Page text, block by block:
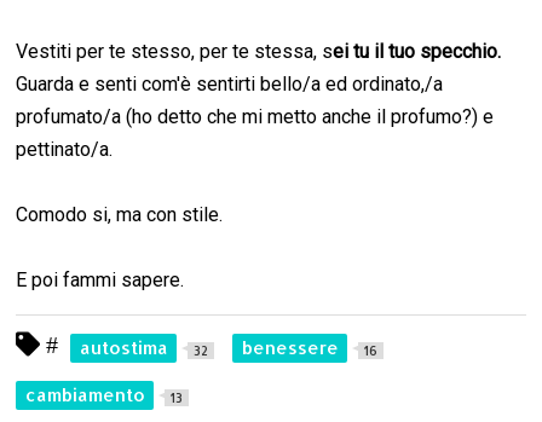
Vestiti per te stesso, per te stessa, sei tu il tuo specchio.
Guarda e senti com'è sentirti bello/a ed ordinato,/a
profumato/a (ho detto che mi metto anche il profumo?) e
pettinato/a.
Comodo si, ma con stile.
E poi fammi sapere.
# autostima 32 benessere 16
cambiamento 13